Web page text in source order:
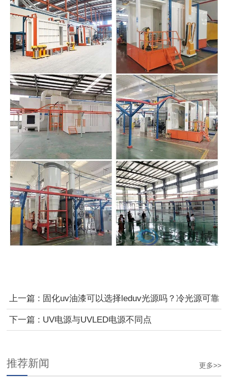
上一篇 : 固化uv油漆可以选择leduv光源吗？冷光源可靠
吗！
下一篇 : UV电源与UVLED电源不同点
更多>>
推荐新闻